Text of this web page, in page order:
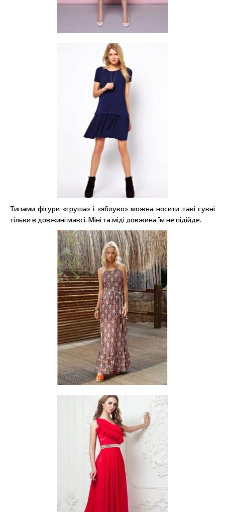
Типами фігури «груша» і «яблуко» можна носити такі сукні
тільки в довжині максі. Міні та міді довжина їм не підійде.